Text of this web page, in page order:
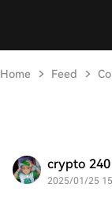
Home Feed
crypto 240
2025/01/25